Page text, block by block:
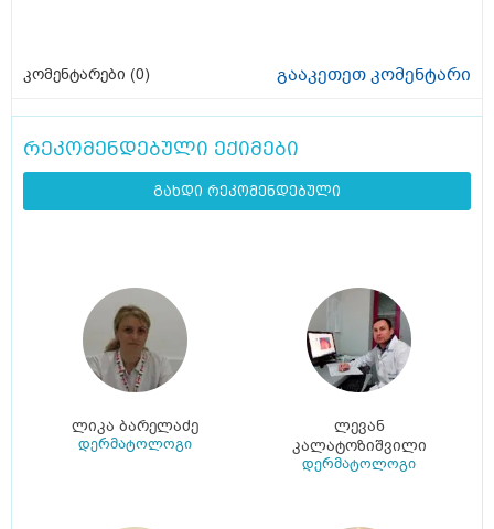
კომენტარები (0) გააკეთეთ კომენტარი
რეკომენდებული ექიმები
გახდი რეკომენდებული
ლიკა ბარელაძე
დერმატოლოგი
ლევან
კალატოზიშვილი
დერმატოლოგი